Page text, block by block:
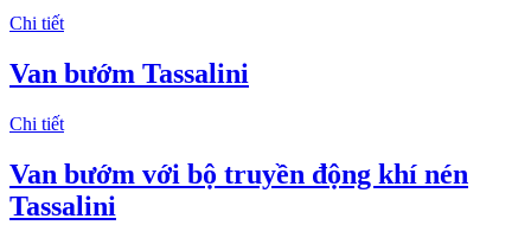
Chi tiết
Van bướm Tassalini
Chi tiết
Van bướm với bộ truyền động khí nén
Tassalini